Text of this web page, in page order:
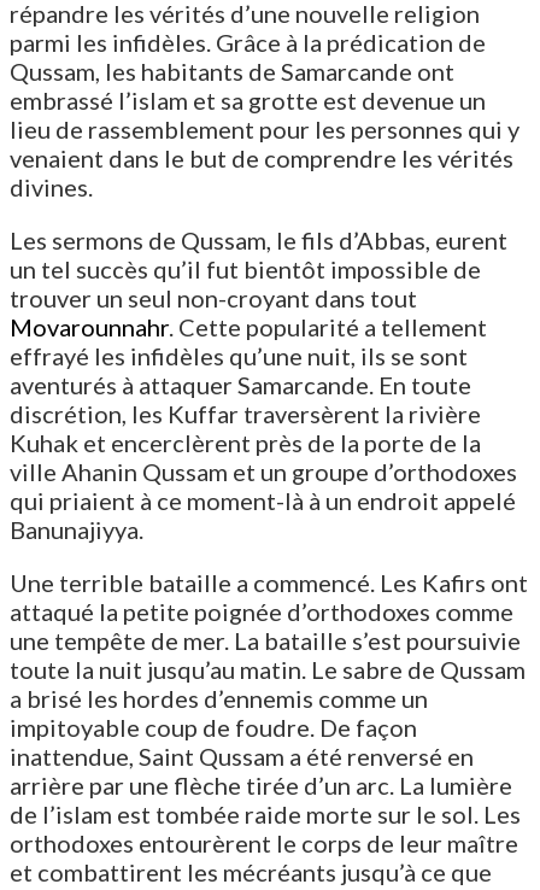
répandre les vérités d’une nouvelle religion
parmi les infidèles. Grâce à la prédication de
Qussam, les habitants de Samarcande ont
embrassé l’islam et sa grotte est devenue un
lieu de rassemblement pour les personnes qui y
venaient dans le but de comprendre les vérités
divines.
Les sermons de Qussam, le fils d’Abbas, eurent
un tel succès qu’il fut bientôt impossible de
trouver un seul non-croyant dans tout
Movarounnahr. Cette popularité a tellement
effrayé les infidèles qu’une nuit, ils se sont
aventurés à attaquer Samarcande. En toute
discrétion, les Kuffar traversèrent la rivière
Kuhak et encerclèrent près de la porte de la
ville Ahanin Qussam et un groupe d’orthodoxes
qui priaient à ce moment-là à un endroit appelé
Banunajiyya.
Une terrible bataille a commencé. Les Kafirs ont
attaqué la petite poignée d’orthodoxes comme
une tempête de mer. La bataille s’est poursuivie
toute la nuit jusqu’au matin. Le sabre de Qussam
a brisé les hordes d’ennemis comme un
impitoyable coup de foudre. De façon
inattendue, Saint Qussam a été renversé en
arrière par une flèche tirée d’un arc. La lumière
de l’islam est tombée raide morte sur le sol. Les
orthodoxes entourèrent le corps de leur maître
et combattirent les mécréants jusqu’à ce que